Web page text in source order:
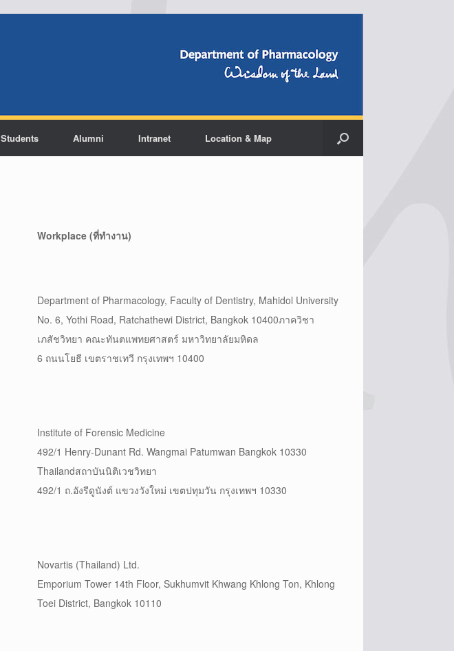
Students Alumni Intranet Location & Map
Workplace (ที่ทำงาน)
Department of Pharmacology, Faculty of Dentistry, Mahidol University
No. 6, Yothi Road, Ratchathewi District, Bangkok 10400ภาควิชา
เภสัชวิทยา คณะทันตแพทยศาสตร์ มหาวิทยาลัยมหิดล
6 ถนนโยธี เขตราชเทวี กรุงเทพฯ 10400
Institute of Forensic Medicine
492/1 Henry-Dunant Rd. Wangmai Patumwan Bangkok 10330
Thailandสถาบันนิติเวชวิทยา
492/1 ถ.อังรีดูนังต์ แขวงวังใหม่ เขตปทุมวัน กรุงเทพฯ 10330
Novartis (Thailand) Ltd.
Emporium Tower 14th Floor, Sukhumvit Khwang Khlong Ton, Khlong
Toei District, Bangkok 10110